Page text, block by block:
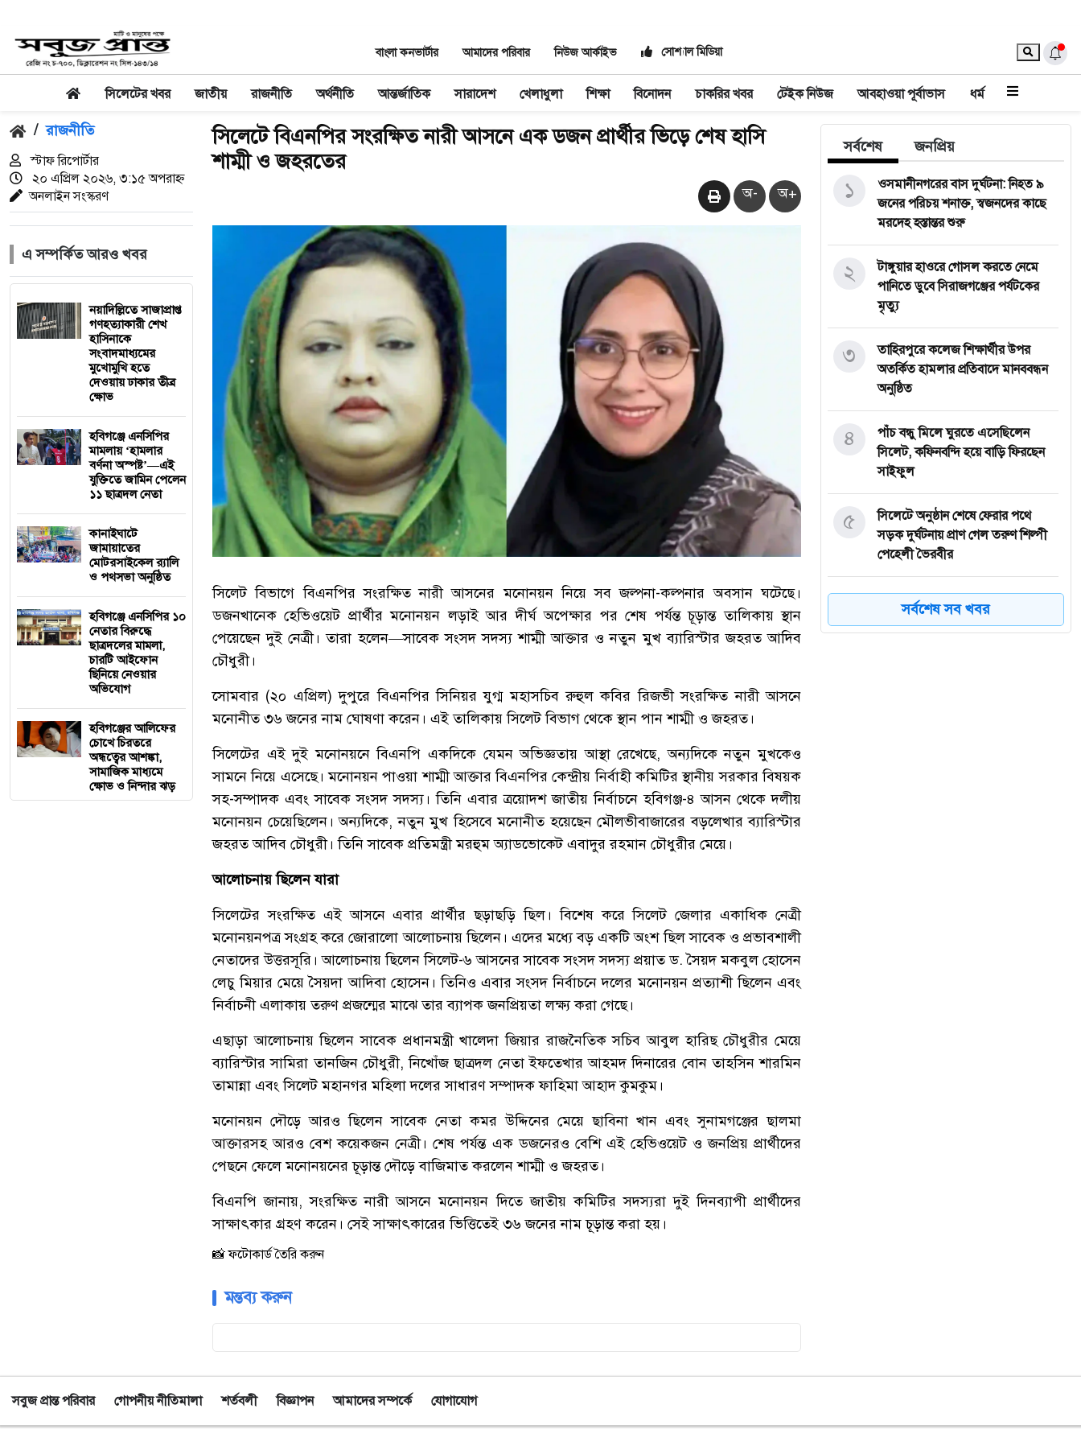
বাংলা কনভার্টার আমাদের পরিবার নিউজ আর্কাইভ সোশ্যাল মিডিয়া
সিলেটের খবর জাতীয় রাজনীতি অর্থনীতি আন্তর্জাতিক সারাদেশ খেলাধুলা শিক্ষা বিনোদন চাকরির খবর টেইক নিউজ আবহাওয়া পূর্বাভাস ধর্ম
/ রাজনীতি
স্টাফ রিপোর্টার
২০ এপ্রিল ২০২৬, ৩:১৫ অপরাহ্ন
অনলাইন সংস্করণ
এ সম্পর্কিত আরও খবর
নয়াদিল্লিতে সাজাপ্রাপ্ত
গণহত্যাকারী শেখ
হাসিনাকে
সংবাদমাধ্যমের
মুখোমুখি হতে
দেওয়ায় ঢাকার তীব্র
ক্ষোভ
হবিগঞ্জে এনসিপির
মামলায় ‘হামলার
বর্ণনা অস্পষ্ট’—এই
যুক্তিতে জামিন পেলেন
১১ ছাত্রদল নেতা
কানাইঘাটে
জামায়াতের
মোটরসাইকেল র‍্যালি
ও পথসভা অনুষ্ঠিত
হবিগঞ্জে এনসিপির ১০
নেতার বিরুদ্ধে
ছাত্রদলের মামলা,
চারটি আইফোন
ছিনিয়ে নেওয়ার
অভিযোগ
হবিগঞ্জের আলিফের
চোখে চিরতরে
অন্ধত্বের আশঙ্কা,
সামাজিক মাধ্যমে
ক্ষোভ ও নিন্দার ঝড়
‎সিলেটে বিএনপির সংরক্ষিত নারী আসনে এক ডজন প্রার্থীর ভিড়ে শেষ হাসি
শাম্মী ও জহরতের ‎
অ- অ+
সিলেট বিভাগে বিএনপির সংরক্ষিত নারী আসনের মনোনয়ন নিয়ে সব জল্পনা-কল্পনার অবসান ঘটেছে।
ডজনখানেক হেভিওয়েট প্রার্থীর মনোনয়ন লড়াই আর দীর্ঘ অপেক্ষার পর শেষ পর্যন্ত চূড়ান্ত তালিকায় স্থান
পেয়েছেন দুই নেত্রী। তারা হলেন—সাবেক সংসদ সদস্য শাম্মী আক্তার ও নতুন মুখ ব্যারিস্টার জহরত আদিব
চৌধুরী।
‎সোমবার (২০ এপ্রিল) দুপুরে বিএনপির সিনিয়র যুগ্ম মহাসচিব রুহুল কবির রিজভী সংরক্ষিত নারী আসনে
মনোনীত ৩৬ জনের নাম ঘোষণা করেন। এই তালিকায় সিলেট বিভাগ থেকে স্থান পান শাম্মী ও জহরত।
‎সিলেটের এই দুই মনোনয়নে বিএনপি একদিকে যেমন অভিজ্ঞতায় আস্থা রেখেছে, অন্যদিকে নতুন মুখকেও
সামনে নিয়ে এসেছে। মনোনয়ন পাওয়া শাম্মী আক্তার বিএনপির কেন্দ্রীয় নির্বাহী কমিটির স্থানীয় সরকার বিষয়ক
সহ-সম্পাদক এবং সাবেক সংসদ সদস্য। তিনি এবার ত্রয়োদশ জাতীয় নির্বাচনে হবিগঞ্জ-৪ আসন থেকে দলীয়
মনোনয়ন চেয়েছিলেন। অন্যদিকে, নতুন মুখ হিসেবে মনোনীত হয়েছেন মৌলভীবাজারের বড়লেখার ব্যারিস্টার
জহরত আদিব চৌধুরী। তিনি সাবেক প্রতিমন্ত্রী মরহুম অ্যাডভোকেট এবাদুর রহমান চৌধুরীর মেয়ে।
‎আলোচনায় ছিলেন যারা
‎সিলেটের সংরক্ষিত এই আসনে এবার প্রার্থীর ছড়াছড়ি ছিল। বিশেষ করে সিলেট জেলার একাধিক নেত্রী
মনোনয়নপত্র সংগ্রহ করে জোরালো আলোচনায় ছিলেন। এদের মধ্যে বড় একটি অংশ ছিল সাবেক ও প্রভাবশালী
নেতাদের উত্তরসূরি। আলোচনায় ছিলেন সিলেট-৬ আসনের সাবেক সংসদ সদস্য প্রয়াত ড. সৈয়দ মকবুল হোসেন
লেচু মিয়ার মেয়ে সৈয়দা আদিবা হোসেন। তিনিও এবার সংসদ নির্বাচনে দলের মনোনয়ন প্রত্যাশী ছিলেন এবং
নির্বাচনী এলাকায় তরুণ প্রজন্মের মাঝে তার ব্যাপক জনপ্রিয়তা লক্ষ্য করা গেছে।
‎এছাড়া আলোচনায় ছিলেন সাবেক প্রধানমন্ত্রী খালেদা জিয়ার রাজনৈতিক সচিব আবুল হারিছ চৌধুরীর মেয়ে
ব্যারিস্টার সামিরা তানজিন চৌধুরী, নিখোঁজ ছাত্রদল নেতা ইফতেখার আহমদ দিনারের বোন তাহসিন শারমিন
তামান্না এবং সিলেট মহানগর মহিলা দলের সাধারণ সম্পাদক ফাহিমা আহাদ কুমকুম।
‎মনোনয়ন দৌড়ে আরও ছিলেন সাবেক নেতা কমর উদ্দিনের মেয়ে ছাবিনা খান এবং সুনামগঞ্জের ছালমা
আক্তারসহ আরও বেশ কয়েকজন নেত্রী। শেষ পর্যন্ত এক ডজনেরও বেশি এই হেভিওয়েট ও জনপ্রিয় প্রার্থীদের
পেছনে ফেলে মনোনয়নের চূড়ান্ত দৌড়ে বাজিমাত করলেন শাম্মী ও জহরত।
‎বিএনপি জানায়, সংরক্ষিত নারী আসনে মনোনয়ন দিতে জাতীয় কমিটির সদস্যরা দুই দিনব্যাপী প্রার্থীদের
সাক্ষাৎকার গ্রহণ করেন। সেই সাক্ষাৎকারের ভিত্তিতেই ৩৬ জনের নাম চূড়ান্ত করা হয়।
📸 ফটোকার্ড তৈরি করুন
মন্তব্য করুন
সর্বশেষ জনপ্রিয়
‎ওসমানীনগরের বাস দুর্ঘটনা: নিহত ৯
জনের পরিচয় শনাক্ত, স্বজনদের কাছে
মরদেহ হস্তান্তর শুরু
১
টাঙ্গুয়ার হাওরে গোসল করতে নেমে
পানিতে ডুবে সিরাজগঞ্জের পর্যটকের
মৃত্যু
২
তাহিরপুরে কলেজ শিক্ষার্থীর উপর
অতর্কিত হামলার প্রতিবাদে মানববন্ধন
অনুষ্ঠিত
৩
পাঁচ বন্ধু মিলে ঘুরতে এসেছিলেন
সিলেট, কফিনবন্দি হয়ে বাড়ি ফিরছেন
সাইফুল
৪
সিলেটে অনুষ্ঠান শেষে ফেরার পথে
সড়ক দুর্ঘটনায় প্রাণ গেল তরুণ শিল্পী
পেহেলী ভৈরবীর
৫
ওসমানীনগরে ইউনিক ও বেঙ্গল
পরিবহনের সংঘর্ষ, নিহত ৯ আহত অন্তত
২৫
১৬
সর্বশেষ সব খবর
সবুজ প্রান্ত পরিবার গোপনীয় নীতিমালা শর্তবলী বিজ্ঞাপন আমাদের সম্পর্কে যোগাযোগ